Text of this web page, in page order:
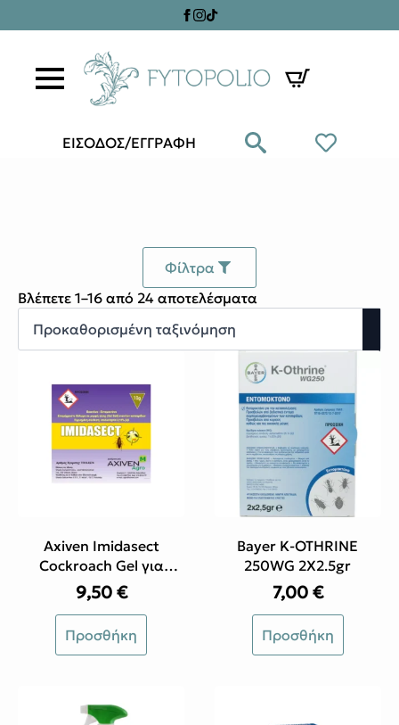
ΕΙΣΟΔΟΣ/ΕΓΓΡΑΦΗ
Φίλτρα
Βλέπετε 1–16 από 24 αποτελέσματα
Axiven Imidasect
Cockroach Gel για
Κατσαρίδες 10gr
9,50 €
Προσθήκη
Bayer K-OTHRINE
250WG 2X2.5gr
7,00 €
Προσθήκη